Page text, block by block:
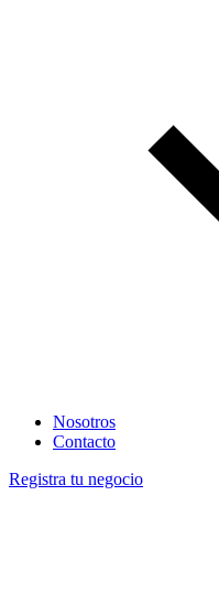
Nosotros
Contacto
Registra tu negocio